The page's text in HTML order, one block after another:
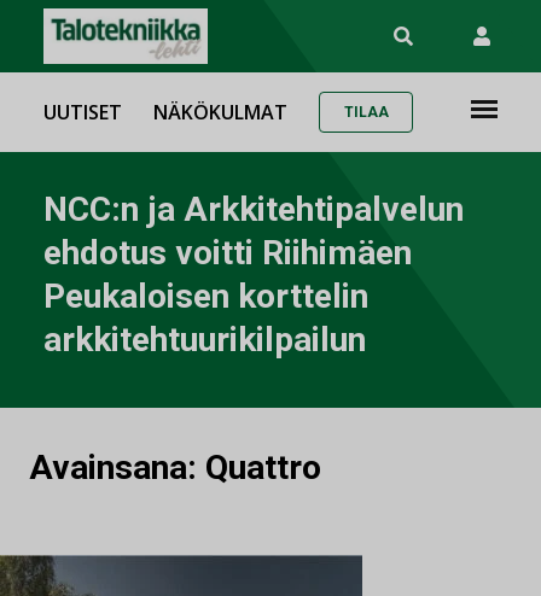
UUTISET NÄKÖKULMAT TILAA
NCC:n ja Arkkitehtipalvelun
ehdotus voitti Riihimäen
Peukaloisen korttelin
arkkitehtuurikilpailun
Avainsana: Quattro